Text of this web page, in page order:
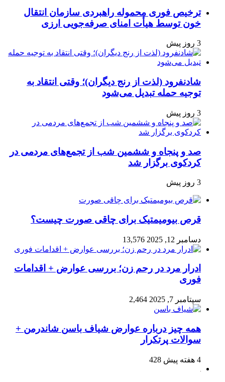
ترخیص فوری محموله راهبردی سازمان انتقال
خون توسط هیأت امنای صرفه‌جویی ارزی
3 روز پیش
شادنفرود (لذت از رنج دیگران)؛ وقتی انتقاد به
توجیه حمله تبدیل می‌شود
3 روز پیش
صد و پنجاه‌ و ششمین شب از تجمع‌های مردمی در
کردکوی برگزار شد
3 روز پیش
قرص بیومیمتیک برای چاقی صورت چیست؟
دسامبر 12, 2025 13,576
ادرار مرد در رحم زن؛ بررسی عوارض + اقدامات
فوری
سپتامبر 7, 2025 2,464
همه چیز درباره عوارض شیاف باسن شاندرمن +
سوالات پرتکرار
4 هفته پیش 428